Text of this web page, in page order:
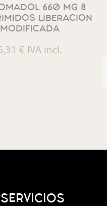
660 MG 8
LIBERACION
MODIFICADA
€ IVA incl.
SERVICIOS